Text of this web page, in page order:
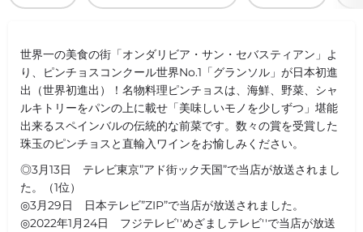
世界一の美食の街「オンダリビア・サン・セバスティアン」よ
り、ピンチョスコンクール世界No.1「グランソル」が日本初進
出（世界初進出）！名物料理ピンチョスは、海鮮、野菜、シャ
ルキトリーをパンの上に載せ「美味しいモノを少しずつ」堪能
出来るスペインバルの伝統的な前菜です。数々の賞を受賞した
珠玉のピンチョスと直輸入ワインをお愉しみください。
◎3月13日 テレビ東京”アド街ック天国”で当店が放送されまし
た。（1位）
◎3月29日 日本テレビ”ZIP”で当店が放送されました。
◎2022年1月24日 フジテレビ''めざましテレビ''で当店が放送